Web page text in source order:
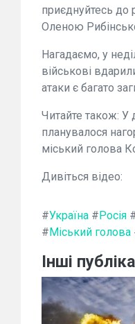
приєднуйтесь до
Оленою
Нагадаємо, у
військові
атаки є багато
Читайте також: У
планувалося
міський голова
Дивіться відео:
#Україна #Росія
#Міський голова
Інші